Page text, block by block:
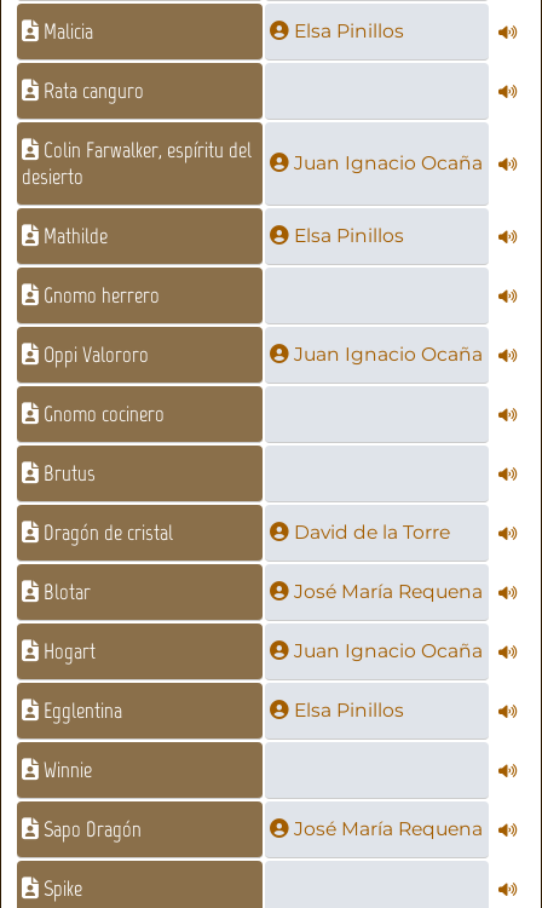
Malicia Elsa Pinillos
Rata canguro
Colin Farwalker, espíritu del
desierto
Juan Ignacio Ocaña
Mathilde Elsa Pinillos
Gnomo herrero
Oppi Valororo Juan Ignacio Ocaña
Gnomo cocinero
Brutus
Dragón de cristal David de la Torre
Blotar José María Requena
Hogart Juan Ignacio Ocaña
Egglentina Elsa Pinillos
Winnie
Sapo Dragón José María Requena
Spike